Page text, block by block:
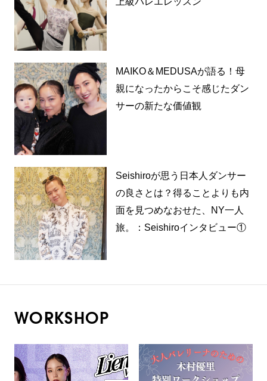
MAIKO＆MEDUSAが語る！母
親になったからこそ感じたダン
サーの新たな価値観
Seishiroが思う日本人ダンサー
の良さとは？得ることよりも内
面を見つめなおせた、NY一人
旅。：Seishiroインタビュー①
WORKSHOP